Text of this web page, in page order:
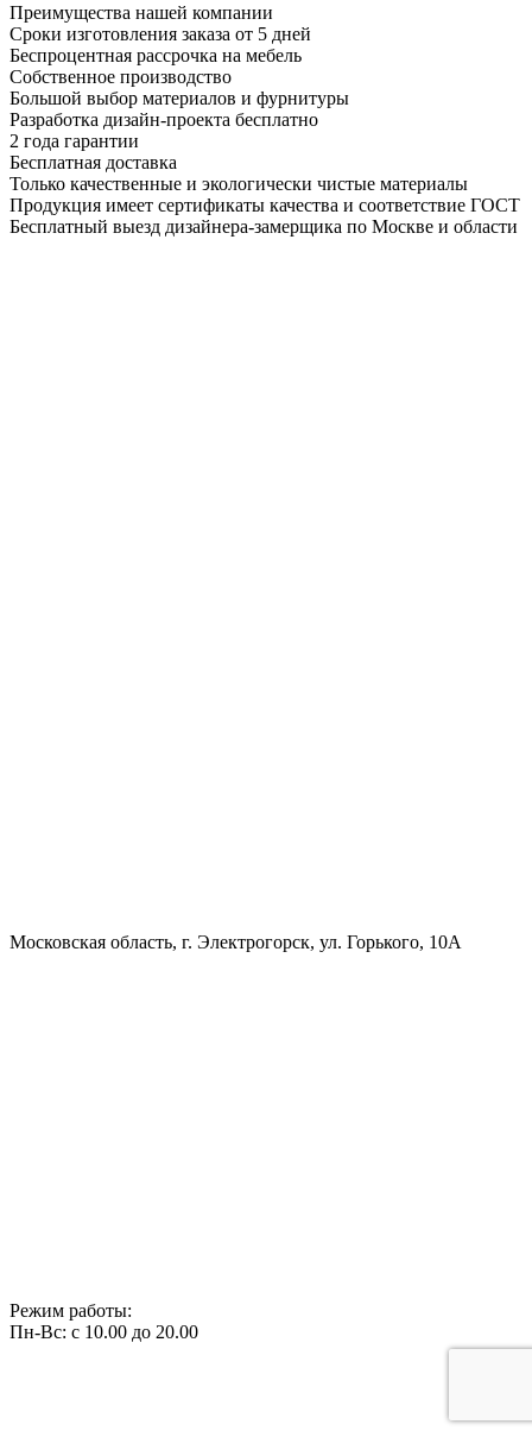
Преимущества нашей компании
Сроки изготовления заказа от 5 дней
Беспроцентная рассрочка на мебель
Собственное производство
Большой выбор материалов и фурнитуры
Разработка дизайн-проекта бесплатно
2 года гарантии
Бесплатная доставка
Только качественные и экологически чистые материалы
Продукция имеет сертификаты качества и соответствие ГОСТ
Бесплатный выезд дизайнера-замерщика по Москве и области
Московская область, г. Электрогорск, ул. Горького, 10А
Режим работы:
Пн-Вс: с 10.00 до 20.00